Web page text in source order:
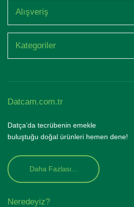
Alışveriş
Kategoriler
Datcam.com.tr
Datça’da tecrübenin emekle
buluştuğu doğal ürünleri hemen dene!
Daha Fazlası...
Neredeyiz?